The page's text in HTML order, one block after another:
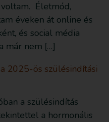
Életmód,
éveken át online és
és social média
már nem […]
2025-ös szülésindítási
a szülésindítás
a hormonális